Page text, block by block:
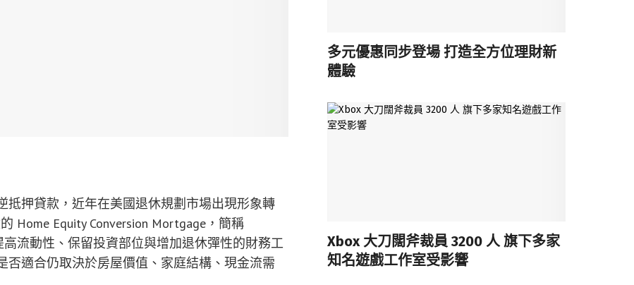
押貸款，近年在美國退休規劃市場出現形象轉
Home Equity Conversion Mortgage，簡稱
流動性、保留投資部位與增加退休彈性的財務工
適合仍取決於房屋價值、家庭結構、現金流需
多元優惠同步登場 打造全方位理財新
體驗
Xbox 大刀闊斧裁員 3200 人 旗下多家
知名遊戲工作室受影響